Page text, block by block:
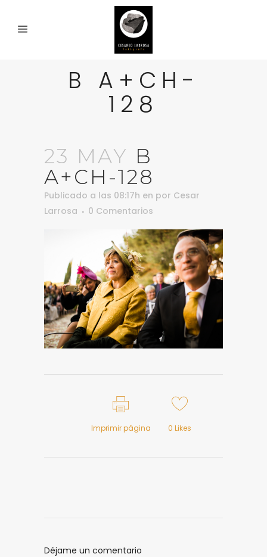
B A+CH-
128
23 MAY B
A+CH-128
Publicado a las 08:17h en por Cesar
Larrosa
0 Comentarios
Imprimir página 0 Likes
Déjame un comentario